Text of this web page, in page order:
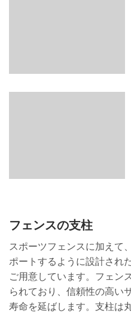
フェンスの支柱
スポーツフェンスに加えて
ポートするように設計され
ご用意しています。フェン
られており、信頼性の高い
寿命を延ばします。支柱は